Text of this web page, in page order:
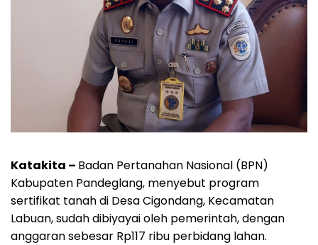
Katakita – Badan Pertanahan Nasional (BPN)
Kabupaten Pandeglang, menyebut program
sertifikat tanah di Desa Cigondang, Kecamatan
Labuan, sudah dibiyayai oleh pemerintah, dengan
anggaran sebesar Rp117 ribu perbidang lahan.